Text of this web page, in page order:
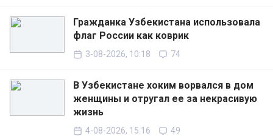
Гражданка Узбекистана использовала
флаг России как коврик
3-08-2026, 10:18 74
В Узбекистане хоким ворвался в дом
женщины и отругал ее за некрасивую
жизнь
4-08-2026, 15:16 49